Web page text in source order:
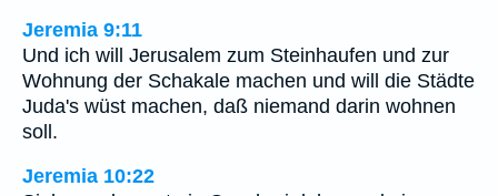
Jeremia 9:11
Und ich will Jerusalem zum Steinhaufen und zur
Wohnung der Schakale machen und will die Städte
Juda's wüst machen, daß niemand darin wohnen
soll.
Jeremia 10:22